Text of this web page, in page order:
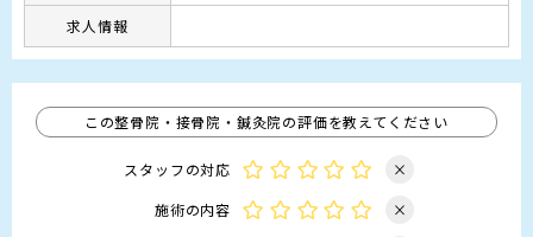
求人情報
この整骨院・接骨院・鍼灸院の評価を教えてください
スタッフの対応
×
施術の内容
×